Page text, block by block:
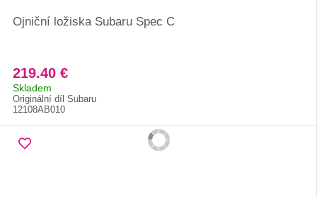
Ojniční ložiska Subaru Spec C
219.40 €
Skladem
Originální díl Subaru
12108AB010